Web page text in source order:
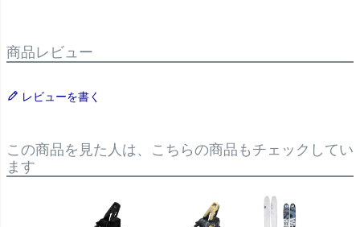
商品レビュー
レビューを書く
この商品を見た人は、こちらの商品もチェックしてい
ます